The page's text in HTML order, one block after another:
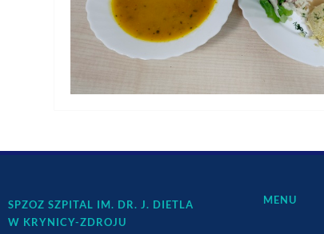
SPZOZ SZPITAL IM. DR. J. DIETLA
W KRYNICY-ZDROJU
MENU